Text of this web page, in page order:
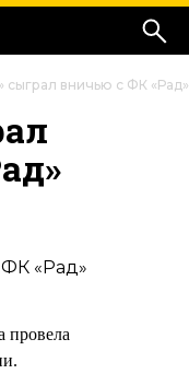
сыграл вничью с ФК «Рад»
провела